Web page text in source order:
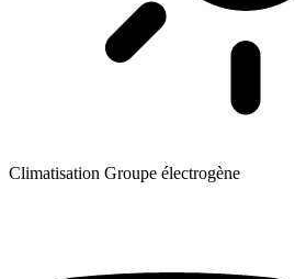
Climatisation Groupe électrogène